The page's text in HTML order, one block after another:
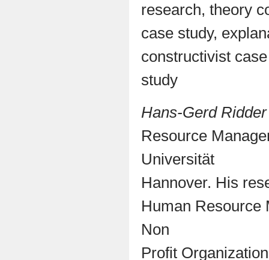
research, theory
case study,
constructivist
study
Hans-Gerd Ridder
Resource
Universität
Hannover. His
Human Resource
Non
Profit